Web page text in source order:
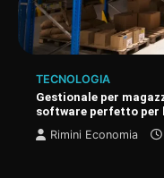
TECNOLOGIA
Gestionale per
software perfetto per
Rimini Economia